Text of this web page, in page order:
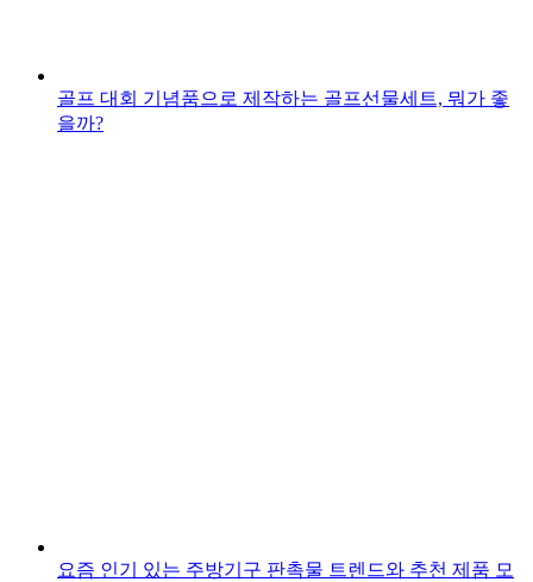
골프 대회 기념품으로 제작하는 골프선물세트, 뭐가 좋
을까?
요즘 인기 있는 주방기구 판촉물 트렌드와 추천 제품 모